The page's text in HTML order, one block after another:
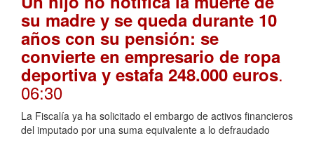
su madre y se queda durante 10
años con su pensión: se
convierte en empresario de ropa
deportiva y estafa 248.000 euros.
06:30
La Fiscalía ya ha solicitado el embargo de activos financieros
del imputado por una suma equivalente a lo defraudado